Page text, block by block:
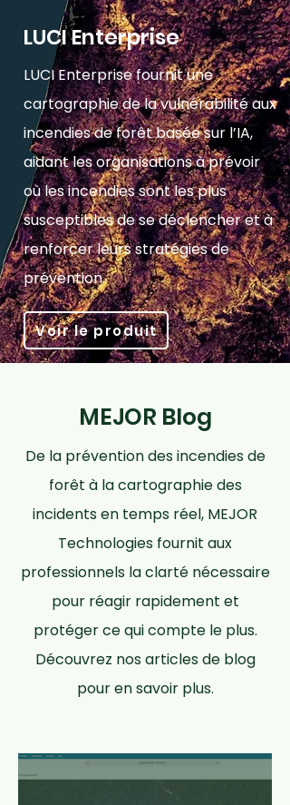
LUCI Enterprise
LUCI Enterprise fournit une
cartographie de la vulnérabilité aux
incendies de forêt basée sur l’IA,
aidant les organisations à prévoir
où les incendies sont les plus
susceptibles de se déclencher et à
renforcer leurs stratégies de
prévention.
Voir le produit
MEJOR Blog
De la prévention des incendies de
forêt à la cartographie des
incidents en temps réel, MEJOR
Technologies fournit aux
professionnels la clarté nécessaire
pour réagir rapidement et
protéger ce qui compte le plus.
Découvrez nos articles de blog
pour en savoir plus.